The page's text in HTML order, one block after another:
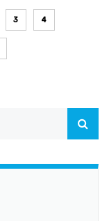
3 4